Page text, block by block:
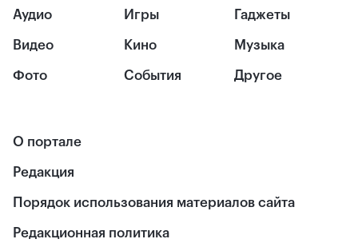
Аудио
Видео
Фото
Игры
Кино
События
Гаджеты
Музыка
Другое
О портале
Редакция
Порядок использования материалов сайта
Редакционная политика